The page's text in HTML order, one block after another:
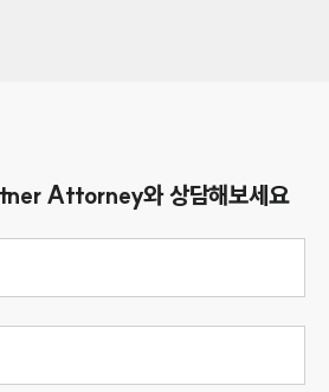
Attorney와 상담해보세요